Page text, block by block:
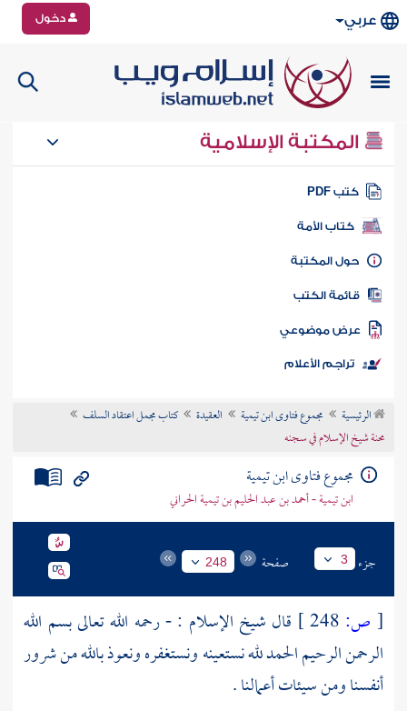
عربي دخول
المكتبة الإسلامية
كتب PDF
كتاب الأمة
المكتبة
الكتب
موضوعي
تراجم الأعلام
الرئيسية مجموع فتاوى ابن تيمية العقيدة
كتاب مجمل اعتقاد السلف
محنة شيخ الإسلام في سجنه
مجموع فتاوى ابن تيمية
ابن تيمية - أحمد بن عبد الحليم بن تيمية الحراني
جزء 3 صفحة 248
[ ص:
قال شيخ الإسلام : - رحمه الله تعالى بسم الله
الرحمن الرحيم الحمد لله نستعينه ونستغفره ونعوذ بالله من شرور
أنفسنا ومن سيئات أعمالنا .